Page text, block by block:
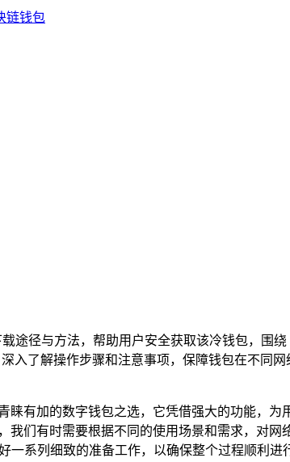
途径与方法，帮助用户安全获取该冷钱包，围
入了解操作步骤和注意事项，保障钱包在不同
有加的数字钱包之选，它凭借强大的功能，为
们有时需要根据不同的使用场景和需求，对网
系列细致的准备工作，以确保整个过程顺利